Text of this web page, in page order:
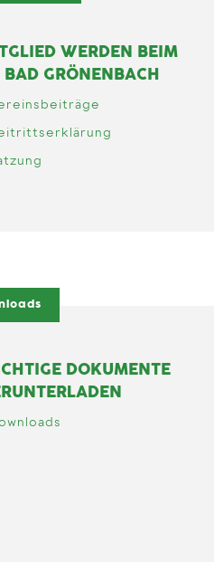
WERDEN BEIM
BAD GRÖNENBACH
DOKUMENTE